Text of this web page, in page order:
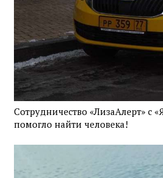
Сотрудничество «ЛизаАлерт» с
помогло найти человека!